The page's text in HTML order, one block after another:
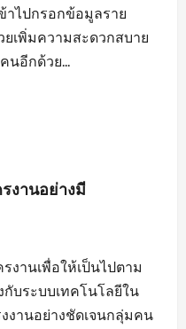
าไปกรอกข้อมูลราย
ยเพิ่มความสะดวกสบาย
นอีกด้วย...
งานอย่างมี
งานเพื่อให้เป็นไปตาม
บระบบเทคโนโลยีใน
งานอย่างชัดเจนกลุ่มคน